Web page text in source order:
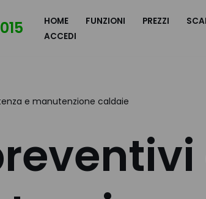
HOME FUNZIONI PREZZI
ACCEDI
e manutenzione caldaie